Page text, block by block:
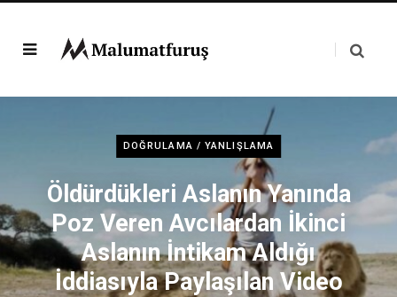
DOĞRULAMA / YANLIŞLAMA
Öldürdükleri Aslanın Yanında
Poz Veren Avcılardan İkinci
Aslanın İntikam Aldığı
İddiasıyla Paylaşılan Video